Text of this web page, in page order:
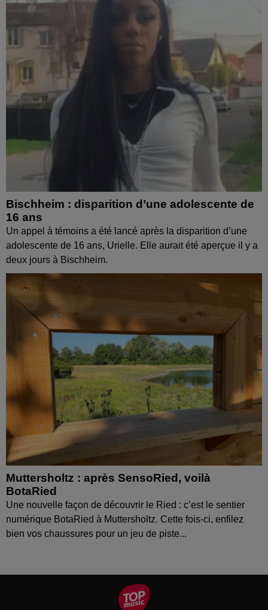
Bischheim : disparition d’une adolescente de
16 ans
Un appel à témoins a été lancé après la disparition d’une
adolescente de 16 ans, Urielle. Elle aurait été aperçue il y a
deux jours à Bischheim.
Muttersholtz : après SensoRied, voilà
BotaRied
Une nouvelle façon de découvrir le Ried : c’est le sentier
numérique BotaRied à Muttersholtz. Cette fois-ci, enfilez
bien vos chaussures pour un jeu de piste...